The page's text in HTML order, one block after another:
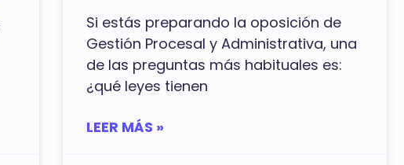
Si estás preparando la oposición de
Gestión Procesal y Administrativa, una
de las preguntas más habituales es:
¿qué leyes tienen
LEER MÁS »